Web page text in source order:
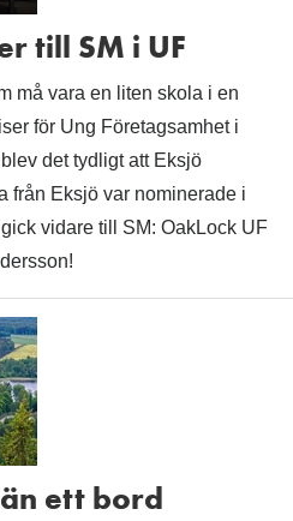
till SM i UF
må vara en liten skola i en
för Ung Företagsamhet i
det tydligt att Eksjö
från Eksjö var nominerade i
vidare till SM: OakLock UF
ett bord